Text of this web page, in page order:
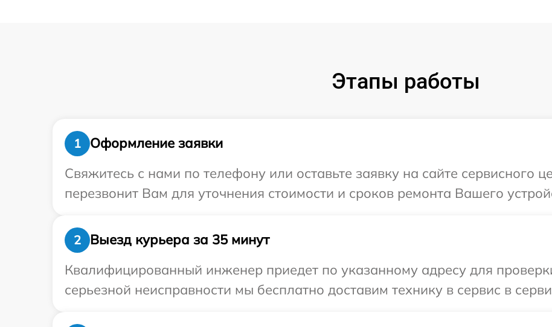
Этапы работы
1
Оформление заявки
Свяжитесь с нами по телефону или оставьте заявку на сайте сервисного
перезвонит Вам для уточнения стоимости и сроков ремонта Вашего
2
Выезд курьера за 35 минут
Квалифицированный инженер приедет по указанному адресу для
серьезной неисправности мы бесплатно доставим технику в сервис в